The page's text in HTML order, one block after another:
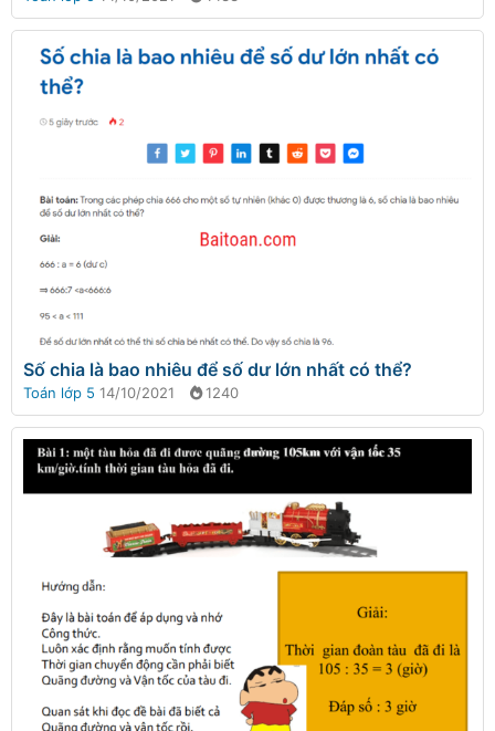
Số chia là bao nhiêu để số dư lớn nhất có thể?
Toán lớp 5 14/10/2021 1240